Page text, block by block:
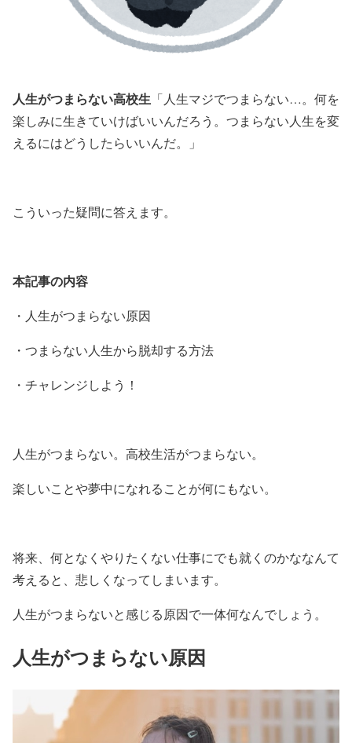
人生がつまらない高校生 「人生マジでつまらない…。何を
楽しみに生きていけばいいんだろう。つまらない人生を変
えるにはどうしたらいいんだ。」
こういった疑問に答えます。
本記事の内容
・人生がつまらない原因
・つまらない人生から脱却する方法
・チャレンジしよう！
人生がつまらない。高校生活がつまらない。
楽しいことや夢中になれることが何にもない。
将来、何となくやりたくない仕事にでも就くのかななんて
考えると、悲しくなってしまいます。
人生がつまらないと感じる原因で一体何なんでしょう。
人生がつまらない原因